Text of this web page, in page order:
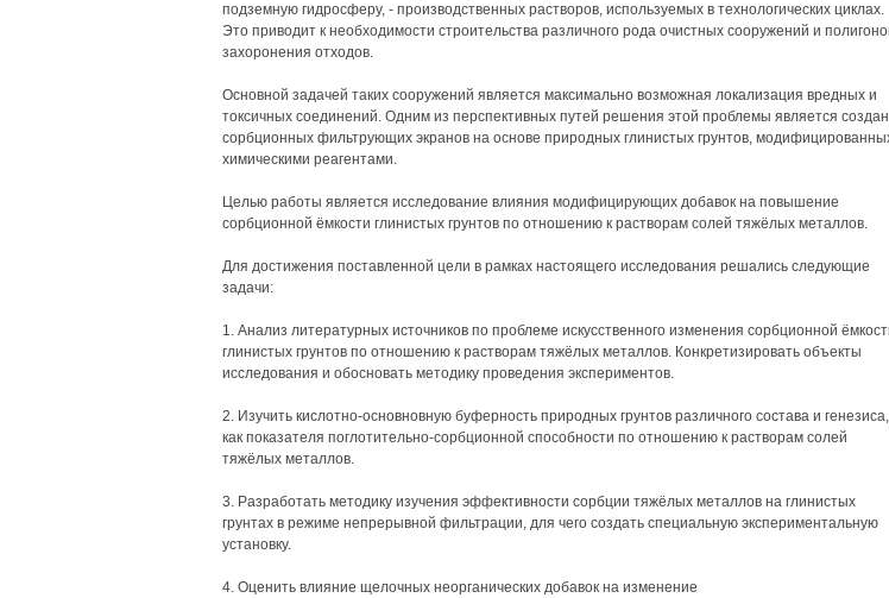
подземную гидросферу, - производственных растворов, используемых в технологических циклах.
Это приводит к необходимости строительства различного рода очистных сооружений и
захоронения отходов.
Основной задачей таких сооружений является максимально возможная локализация вредных и
токсичных соединений. Одним из перспективных путей решения этой проблемы является
сорбционных фильтрующих экранов на основе природных глинистых грунтов,
химическими реагентами.
Целью работы является исследование влияния модифицирующих добавок на повышение
сорбционной ёмкости глинистых грунтов по отношению к растворам солей тяжёлых металлов.
Для достижения поставленной цели в рамках настоящего исследования решались следующие
задачи:
1. Анализ литературных источников по проблеме искусственного изменения сорбционной
глинистых грунтов по отношению к растворам тяжёлых металлов. Конкретизировать объекты
исследования и обосновать методику проведения экспериментов.
2. Изучить кислотно-основновную буферность природных грунтов различного состава и генезиса,
как показателя поглотительно-сорбционной способности по отношению к растворам солей
тяжёлых металлов.
3. Разработать методику изучения эффективности сорбции тяжёлых металлов на глинистых
грунтах в режиме непрерывной фильтрации, для чего создать специальную экспериментальную
установку.
4. Оценить влияние щелочных неорганических добавок на изменение